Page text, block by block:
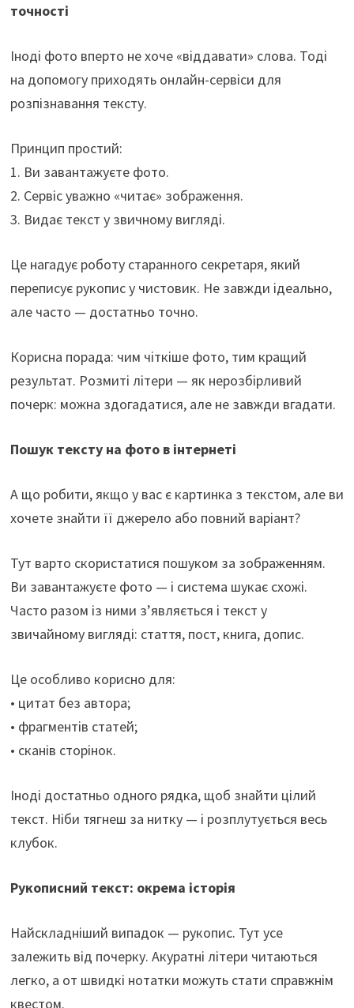
точності
Іноді фото вперто не хоче «віддавати» слова. Тоді
на допомогу приходять онлайн-сервіси для
розпізнавання тексту.
Принцип простий:
1. Ви завантажуєте фото.
2. Сервіс уважно «читає» зображення.
3. Видає текст у звичному вигляді.
Це нагадує роботу старанного секретаря, який
переписує рукопис у чистовик. Не завжди ідеально,
але часто — достатньо точно.
Корисна порада: чим чіткіше фото, тим кращий
результат. Розмиті літери — як нерозбірливий
почерк: можна здогадатися, але не завжди вгадати.
Пошук тексту на фото в інтернеті
А що робити, якщо у вас є картинка з текстом, але ви
хочете знайти її джерело або повний варіант?
Тут варто скористатися пошуком за зображенням.
Ви завантажуєте фото — і система шукає схожі.
Часто разом із ними з’являється і текст у
звичайному вигляді: стаття, пост, книга, допис.
Це особливо корисно для:
• цитат без автора;
• фрагментів статей;
• сканів сторінок.
Іноді достатньо одного рядка, щоб знайти цілий
текст. Ніби тягнеш за нитку — і розплутується весь
клубок.
Рукописний текст: окрема історія
Найскладніший випадок — рукопис. Тут усе
залежить від почерку. Акуратні літери читаються
легко, а от швидкі нотатки можуть стати справжнім
квестом.